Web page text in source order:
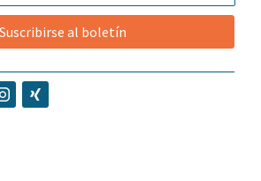
Suscribirse al boletín